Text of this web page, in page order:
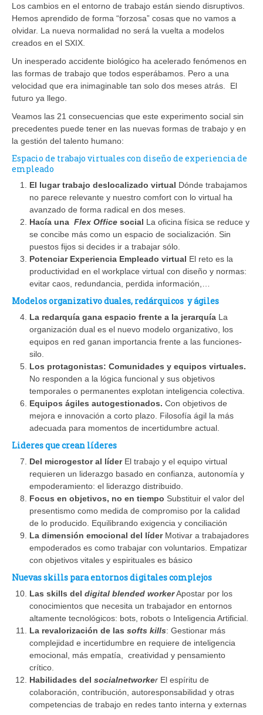
Los cambios en el entorno de trabajo están siendo disruptivos.
Hemos aprendido de forma “forzosa” cosas que no vamos a
olvidar. La nueva normalidad no será la vuelta a modelos
creados en el SXIX.
Un inesperado accidente biológico ha acelerado fenómenos en
las formas de trabajo que todos esperábamos. Pero a una
velocidad que era inimaginable tan solo dos meses atrás. El
futuro ya llego.
Veamos las 21 consecuencias que este experimento social sin
precedentes puede tener en las nuevas formas de trabajo y en
la gestión del talento humano:
Espacio de trabajo virtuales con diseño de experiencia de
empleado
El lugar trabajo deslocalizado virtual Dónde trabajamos
no parece relevante y nuestro comfort con lo virtual ha
avanzado de forma radical en dos meses.
Hacía una Flex Office social La oficina física se reduce y
se concibe más como un espacio de socialización. Sin
puestos fijos si decides ir a trabajar sólo.
Potenciar Experiencia Empleado virtual El reto es la
productividad en el workplace virtual con diseño y normas:
evitar caos, redundancia, perdida información,…
Modelos organizativo duales, redárquicos y ágiles
La redarquía gana espacio frente a la jerarquía La
organización dual es el nuevo modelo organizativo, los
equipos en red ganan importancia frente a las funciones-
silo.
Los protagonistas: Comunidades y equipos virtuales.
No responden a la lógica funcional y sus objetivos
temporales o permanentes explotan inteligencia colectiva.
Equipos ágiles autogestionados. Con objetivos de
mejora e innovación a corto plazo. Filosofía ágil la más
adecuada para momentos de incertidumbre actual.
Lideres que crean líderes
Del microgestor al líderEl trabajo y el equipo virtual
requieren un liderazgo basado en confianza, autonomía y
empoderamiento: el liderazgo distribuido.
Focus en objetivos, no en tiempo Substituir el valor del
presentismo como medida de compromiso por la calidad
de lo producido. Equilibrando exigencia y conciliación
La dimensión emocional del líderMotivar a trabajadores
empoderados es como trabajar con voluntarios. Empatizar
con objetivos vitales y espirituales es básico
Nuevas skills para entornos digitales complejos
Las skills del digital blended workerApostar por los
conocimientos que necesita un trabajador en entornos
altamente tecnológicos: bots, robots o Inteligencia Artificial.
La revalorización de las softs kills: Gestionar más
complejidad e incertidumbre en requiere de inteligencia
emocional, más empatía, creatividad y pensamiento
crítico.
Habilidades del socialnetworker El espíritu de
colaboración, contribución, autoresponsabilidad y otras
competencias de trabajo en redes tanto interna y externas